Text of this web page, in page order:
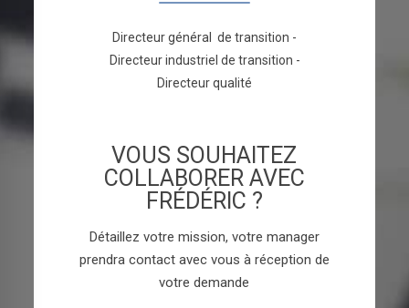
Directeur général de transition -
Directeur industriel de transition -
Directeur qualité
VOUS SOUHAITEZ
COLLABORER AVEC
FRÉDÉRIC ?
Détaillez votre mission, votre manager
prendra contact avec vous à réception de
votre demande